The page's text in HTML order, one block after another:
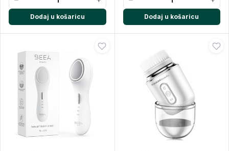
Dodaj u košaricu Dodaj u košaricu